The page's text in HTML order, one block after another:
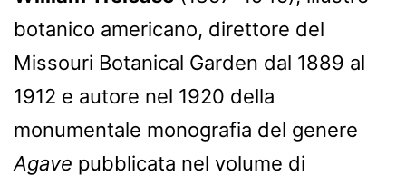
botanico americano, direttore del
Missouri Botanical Garden dal 1889 al
1912 e autore nel 1920 della
monumentale monografia del genere
Agave pubblicata nel volume di